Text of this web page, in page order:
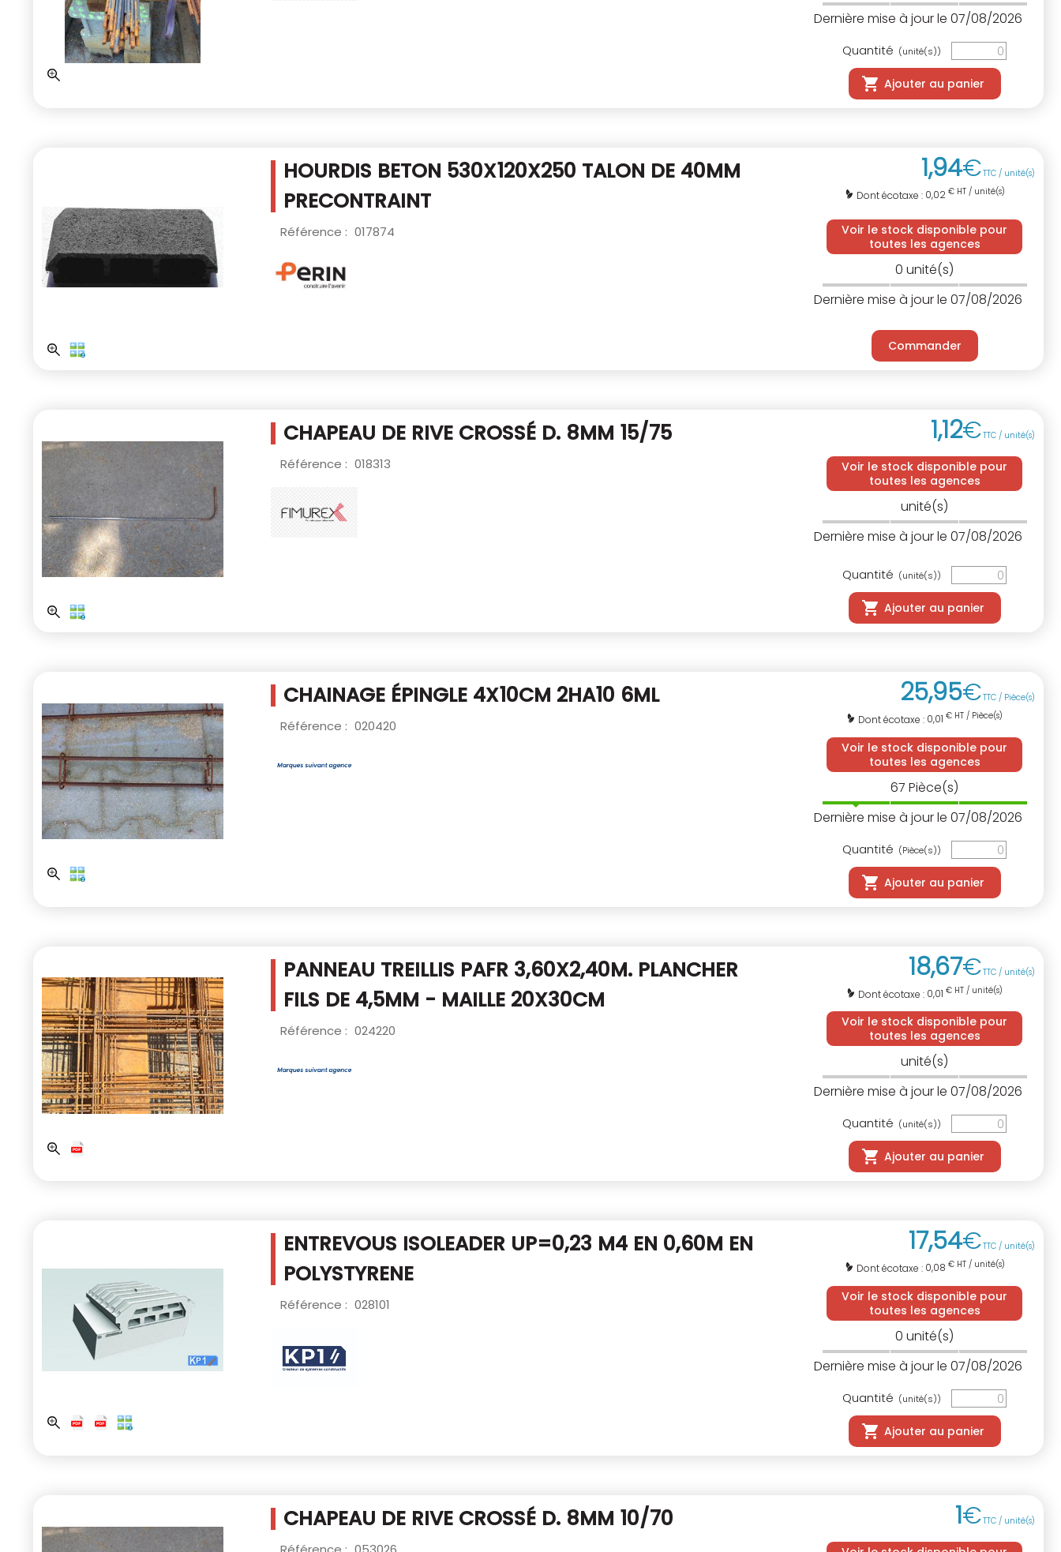
Dernière mise à jour le 07/08/2026
Quantité (unité(s))
Ajouter au panier
HOURDIS BETON 530X120X250 TALON DE 40MM
PRECONTRAINT
Référence : 017874
1,94€TTC / unité(s)
Dont écotaxe : 0,02 € HT / unité(s)
Voir le stock disponible pour
toutes les agences
0 unité(s)
Dernière mise à jour le 07/08/2026
Commander
CHAPEAU DE RIVE CROSSÉ D. 8MM 15/75
Référence : 018313
1,12€TTC / unité(s)
Voir le stock disponible pour
toutes les agences
unité(s)
Dernière mise à jour le 07/08/2026
Quantité (unité(s))
Ajouter au panier
CHAINAGE ÉPINGLE 4X10CM 2HA10 6ML
Référence : 020420
25,95€TTC / Pièce(s)
Dont écotaxe : 0,01 € HT / Pièce(s)
Voir le stock disponible pour
toutes les agences
67 Pièce(s)
Dernière mise à jour le 07/08/2026
Quantité (Pièce(s))
Ajouter au panier
PANNEAU TREILLIS PAFR 3,60X2,40M. PLANCHER
FILS DE 4,5MM - MAILLE 20X30CM
Référence : 024220
18,67€TTC / unité(s)
Dont écotaxe : 0,01 € HT / unité(s)
Voir le stock disponible pour
toutes les agences
unité(s)
Dernière mise à jour le 07/08/2026
Quantité (unité(s))
Ajouter au panier
ENTREVOUS ISOLEADER UP=0,23 M4 EN 0,60M EN
POLYSTYRENE
Référence : 028101
17,54€TTC / unité(s)
Dont écotaxe : 0,08 € HT / unité(s)
Voir le stock disponible pour
toutes les agences
0 unité(s)
Dernière mise à jour le 07/08/2026
Quantité (unité(s))
Ajouter au panier
CHAPEAU DE RIVE CROSSÉ D. 8MM 10/70 1€TTC / unité(s)